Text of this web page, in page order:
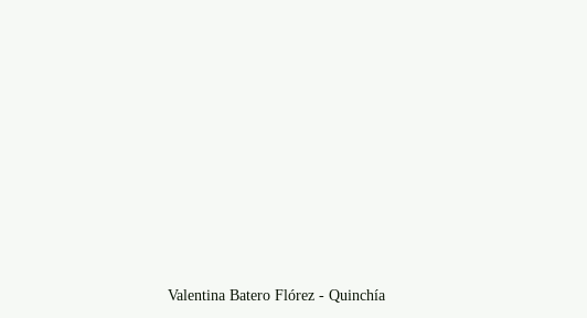
Valentina Batero Flórez - Quinchía